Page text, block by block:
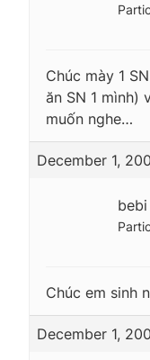
Chúc mày 1
ăn SN 1 mình)
muốn nghe…
December 1,
bebi
Chúc em sinh
December 1,